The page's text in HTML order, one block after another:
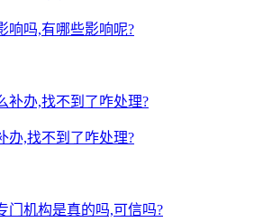
响吗,有哪些影响呢?
办,找不到了咋处理?